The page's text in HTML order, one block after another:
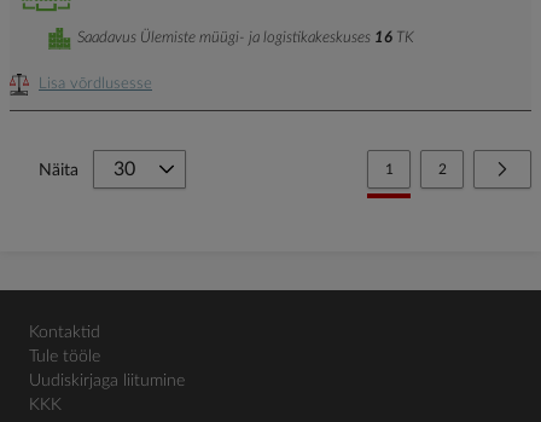
Lisa võrdlusesse
Saadavus Ülemiste müügi- ja logistikakeskuses 16 TK
PageYou're currently reading
1 Page
2
Näita
Kontaktid
Tule tööle
Uudiskirjaga liitumine
KKK